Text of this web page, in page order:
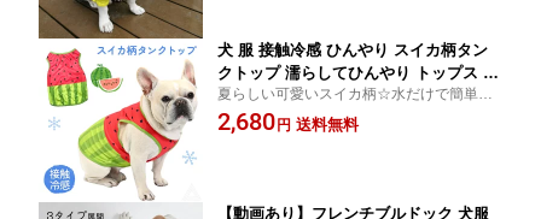
犬 服 接触冷感 ひんやり スイカ柄タン
クトップ 濡らしてひんやり トップス 夏
フレンチブルドッグ パグ ボストンテリ
ア 犬 服 ペット服 クール フレブル ペッ
夏らしい可愛いスイカ柄☆水だけで簡単に
ヒンヤリ涼しいエコウェア♪
2,680円 送料無料
【動画あり】フレンチブルドック 犬服